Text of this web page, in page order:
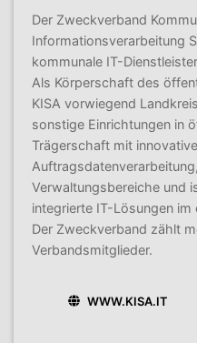
Der Zweckverband
Informationsverarbeitung
kommunale IT-
Als Körperschaft des
KISA vorwiegend
sonstige Einrichtungen in
Trägerschaft mit
Verwaltungsbereiche und
integrierte IT-Lösungen im
Der Zweckverband zählt
Verbandsmitglieder.
WWW.KISA.IT